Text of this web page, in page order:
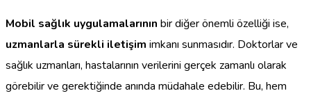
Mobil sağlık uygulamalarının bir diğer önemli özelliği ise,
uzmanlarla sürekli iletişim imkanı sunmasıdır. Doktorlar ve
sağlık uzmanları, hastalarının verilerini gerçek zamanlı olarak
görebilir ve gerektiğinde anında müdahale edebilir. Bu, hem